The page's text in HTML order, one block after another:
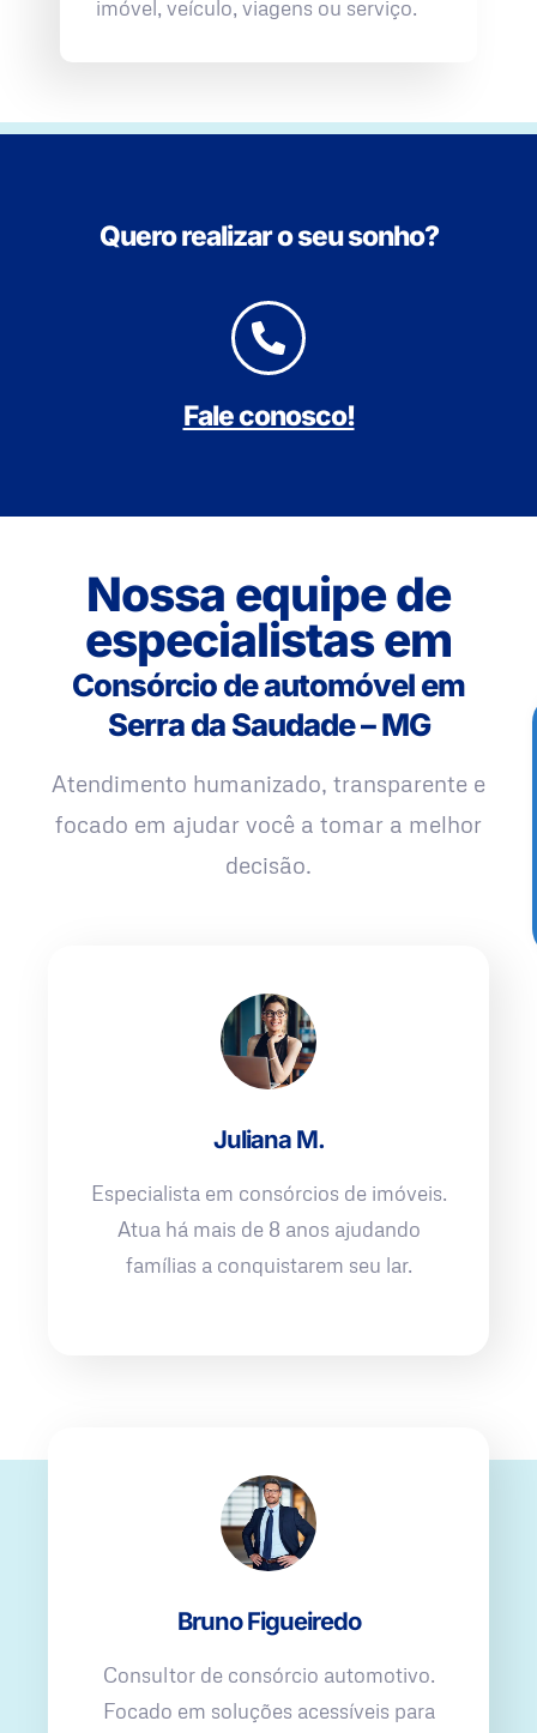
imóvel, veículo, viagens ou serviço.
Quero realizar o seu sonho?
Fale conosco!
Nossa equipe de
especialistas em
Consórcio de automóvel em
Serra da Saudade – MG
Atendimento humanizado, transparente e
focado em ajudar você a tomar a melhor
decisão.
Juliana M.
Especialista em consórcios de imóveis.
Atua há mais de 8 anos ajudando
famílias a conquistarem seu lar.
Bruno Figueiredo
Consultor de consórcio automotivo.
Focado em soluções acessíveis para